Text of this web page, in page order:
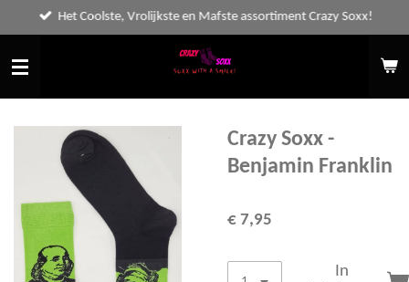
direct
naar
de
hoofdinhoud
Het Coolste, Vrolijkste en Mafste assortiment Crazy Soxx!
Crazy Soxx -
Benjamin Franklin
€ 7,95
In